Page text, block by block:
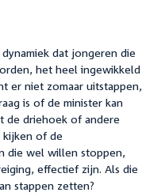
dat jongeren die
het heel ingewikkeld
er niet zomaar uitstappen,
is of de minister kan
de driehoek of andere
kijken of de
die wel willen stoppen,
effectief zijn. Als die
stappen zetten?